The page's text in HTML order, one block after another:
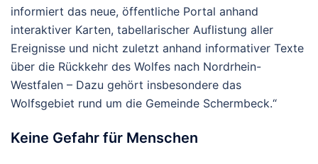
informiert das neue, öffentliche Portal anhand
interaktiver Karten, tabellarischer Auflistung aller
Ereignisse und nicht zuletzt anhand informativer Texte
über die Rückkehr des Wolfes nach Nordrhein-
Westfalen – Dazu gehört insbesondere das
Wolfsgebiet rund um die Gemeinde Schermbeck.“
Keine Gefahr für Menschen